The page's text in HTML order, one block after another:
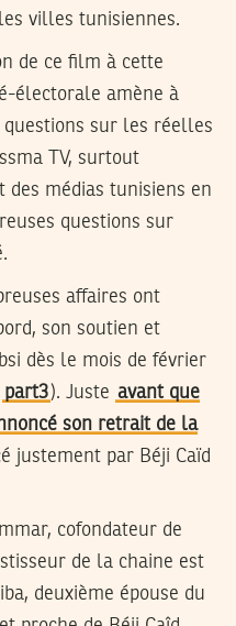
villes tunisiennes.
de ce film à cette
électorale amène à
sur les réelles
TV, surtout
des médias tunisiens en
questions sur
affaires ont
son soutien et
dès le mois de février
part3). Juste avant que
son retrait de la
justement par Béji Caïd
cofondateur de
de la chaine est
deuxième épouse du